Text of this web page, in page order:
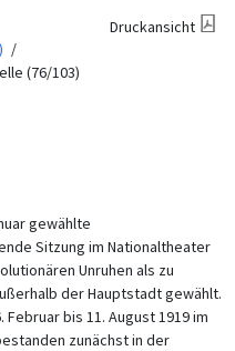
(76/103)
Druckansicht
gewählte
Sitzung im Nationaltheater
Unruhen als zu
der Hauptstadt gewählt.
bis 11. August 1919 im
zunächst in der